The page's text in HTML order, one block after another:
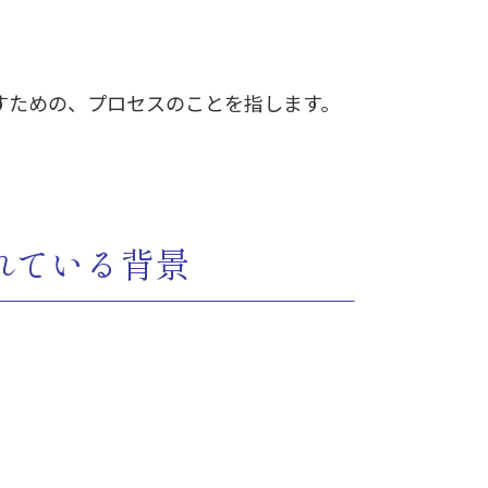
めの、プロセスのことを指します。
ている背景